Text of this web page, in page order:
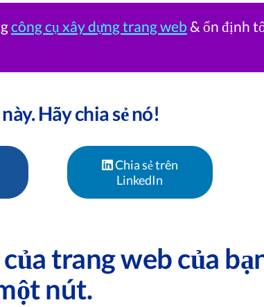
công cụ xây dựng trang web & ổn định
Hãy chia sẻ nó!
Chia sẻ trên
LinkedIn
trang web của
nút.